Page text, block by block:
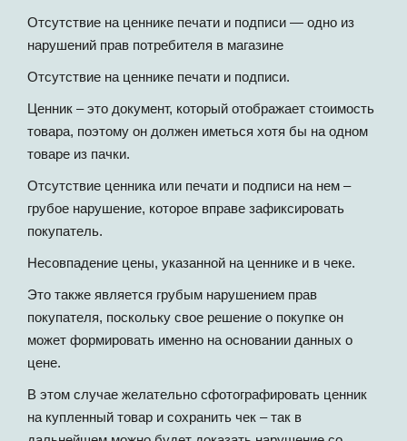
Отсутствие на ценнике печати и подписи — одно из
нарушений прав потребителя в магазине
Отсутствие на ценнике печати и подписи.
Ценник – это документ, который отображает стоимость
товара, поэтому он должен иметься хотя бы на одном
товаре из пачки.
Отсутствие ценника или печати и подписи на нем –
грубое нарушение, которое вправе зафиксировать
покупатель.
Несовпадение цены, указанной на ценнике и в чеке.
Это также является грубым нарушением прав
покупателя, поскольку свое решение о покупке он
может формировать именно на основании данных о
цене.
В этом случае желательно сфотографировать ценник
на купленный товар и сохранить чек – так в